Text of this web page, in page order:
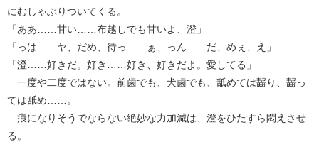
にむしゃぶりついてくる。
「ああ……甘い……布越しでも甘いよ、澄」
「っは……ヤ、だめ、待っ……ぁ、っん……だ、めぇ、え」
「澄……好きだ。好き……好き、好きだよ。愛してる」
一度や二度ではない。前歯でも、犬歯でも、舐めては齧り、齧っ
ては舐め……。
痕になりそうでならない絶妙な力加減は、澄をひたすら悶えさせ
る。